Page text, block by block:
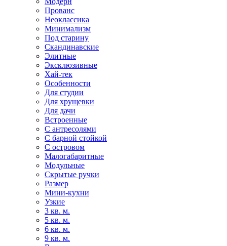
Прованс
Неоклассика
Минимализм
Под старину
Скандинавские
Элитные
Эксклюзивные
Хай-тек
Особенности
Для студии
Для хрущевки
Для дачи
Встроенные
С антресолями
С барной стойкой
С островом
Малогабаритные
Модульные
Скрытые ручки
Размер
Мини-кухни
Узкие
3 кв. м.
5 кв. м.
6 кв. м.
9 кв. м.